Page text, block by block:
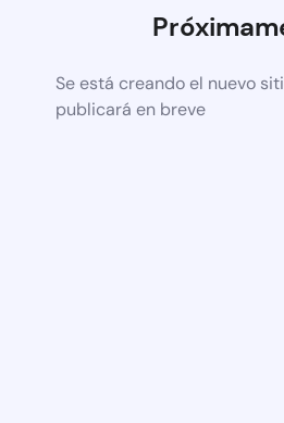
Se está creando el nuevo
publicará en breve